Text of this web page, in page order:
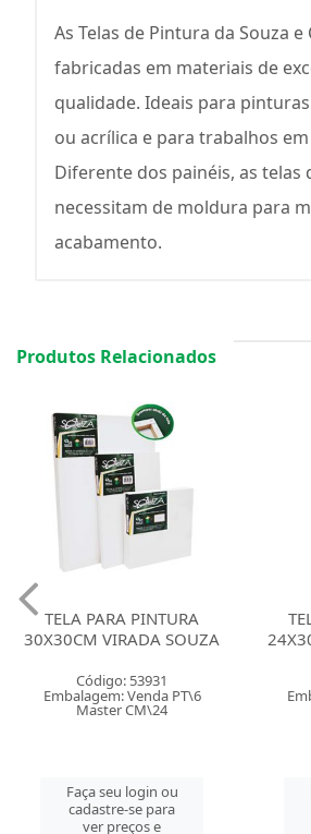
As Telas de Pintura da Souza e
fabricadas em materiais de
qualidade. Ideais para
ou acrílica e para trabalhos
Diferente dos painéis, as telas
necessitam de moldura para
acabamento.
Produtos Relacionados
TELA PARA PINTURA
30X30CM VIRADA SOUZA
Código: 53931
Embalagem: Venda PT\6
Master CM\24
Faça seu login ou
cadastre-se para
ver preços e